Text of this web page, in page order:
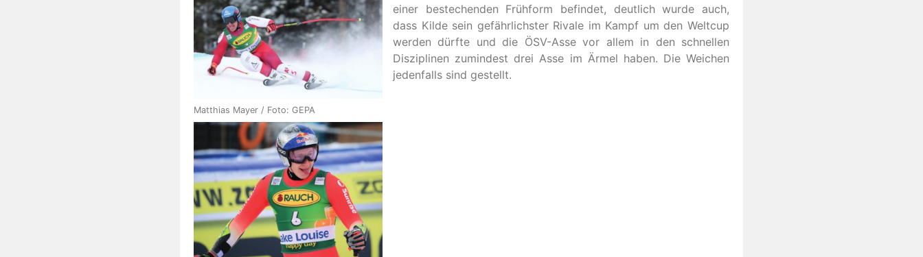
Matthias Mayer / Foto: GEPA
einer bestechenden Frühform befindet, deutlich wurde auch,
dass Kilde sein gefährlichster Rivale im Kampf um den Weltcup
werden dürfte und die ÖSV-Asse vor allem in den schnellen
Disziplinen zumindest drei Asse im Ärmel haben. Die Weichen
jedenfalls sind gestellt.